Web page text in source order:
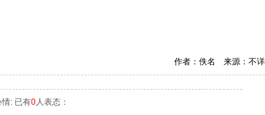
作者：佚名 来源：不详
: 已有0人表态：